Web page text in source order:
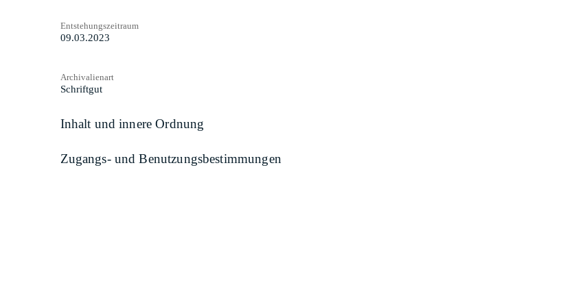
Entstehungszeitraum
09.03.2023
Archivalienart
Schriftgut
Inhalt und innere Ordnung
Zugangs- und Benutzungsbestimmungen